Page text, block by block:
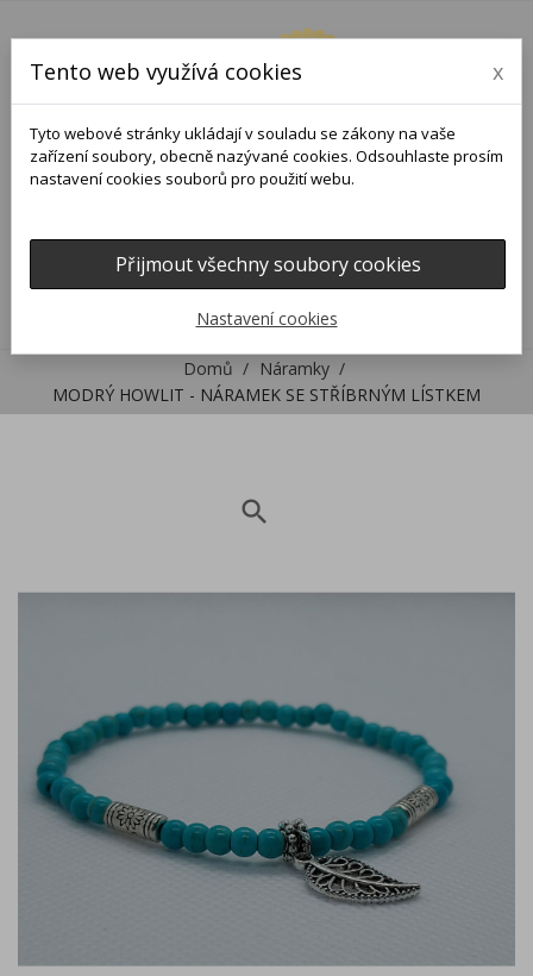
Domů
Náramky
MODRÝ HOWLIT - NÁRAMEK SE STŘÍBRNÝM LÍSTKEM
search
Tento web využívá cookies x
Tyto webové stránky ukládají v souladu se zákony na vaše
zařízení soubory, obecně nazývané cookies. Odsouhlaste prosím
nastavení cookies souborů pro použití webu.
Přijmout všechny soubory cookies
Nastavení cookies